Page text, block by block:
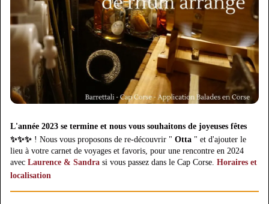
L'année 2023 se termine et nous vous souhaitons de joyeuses fêtes
✨✨✨ ! Nous vous proposons de re-découvrir " Otta " et d'ajouter le
lieu à votre carnet de voyages et favoris, pour une rencontre en 2024
avec Laurence & Sandra si vous passez dans le Cap Corse. Horaires et
localisation